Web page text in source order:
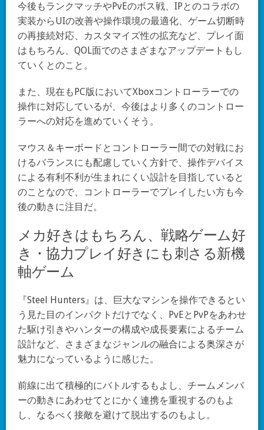
今後もランクマッチやPvEのボス戦、IPとのコラボの
実装からUIの改善や操作環境の最適化、ゲーム切断時
の再接続対応、カスタマイズ性の拡充など、プレイ面
はもちろん、QOL面でのさまざまなアップデートもし
ていくとのこと。
また、現在もPC版においてXboxコントローラーでの
操作に対応しているが、今後はより多くのコントロー
ラーへの対応を進めていくそう。
マウス＆キーボードとコントローラー間での対戦にお
けるバランスにも配慮していく方針で、操作デバイス
による有利不利が生まれにくい設計を目指していると
のことなので、コントローラーでプレイしたい方も今
後の動きに注目だ。
メカ好きはもちろん、戦略ゲーム好
き・協力プレイ好きにも刺さる新機
軸ゲーム
『Steel Hunters』は、巨大なマシンを操作できるとい
う見た目のインパクトだけでなく、PvEとPvPをあわせ
た駆け引きやハンターの構成や成長要素によるチーム
設計など、さまざまなジャンルの融合による奥深さが
魅力になっているように感じた。
前線に出て積極的にバトルするもよし、チームメンバ
ーの動きにあわせてとにかく連携を重視するのもよ
し、なるべく接敵を避けて脱出するのもよし。